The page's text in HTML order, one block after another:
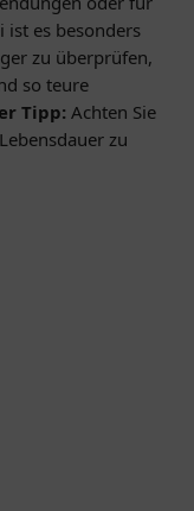
ist es besonders
zu überprüfen,
so teure
Tipp: Achten Sie
zu